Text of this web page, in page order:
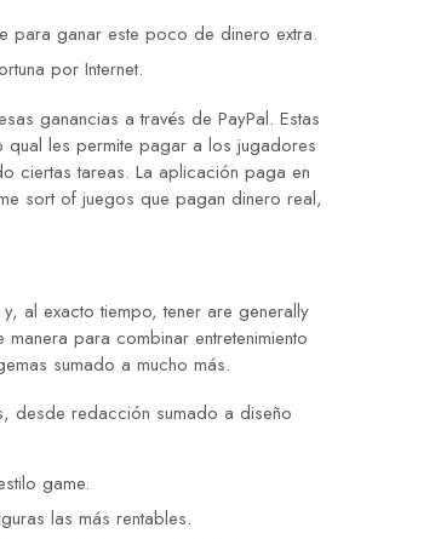
para ganar este poco de dinero extra.
por Internet.
ganancias a través de PayPal. Estas
les permite pagar a los jugadores
ciertas tareas. La aplicación paga en
sort of juegos que pagan dinero real,
al exacto tiempo, tener are generally
para combinar entretenimiento
sumado a mucho más.
desde redacción sumado a diseño
game.
las más rentables.